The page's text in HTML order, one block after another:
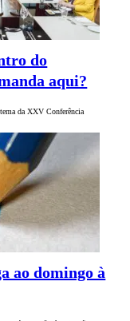
do
aqui?
da XXV Conferência
ao domingo à